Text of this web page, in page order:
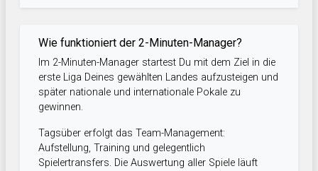
Wie funktioniert der 2-Minuten-Manager?
Im 2-Minuten-Manager startest Du mit dem Ziel in die
erste Liga Deines gewählten Landes aufzusteigen und
später nationale und internationale Pokale zu
gewinnen.
Tagsüber erfolgt das Team-Management:
Aufstellung, Training und gelegentlich
Spielertransfers. Die Auswertung aller Spiele läuft